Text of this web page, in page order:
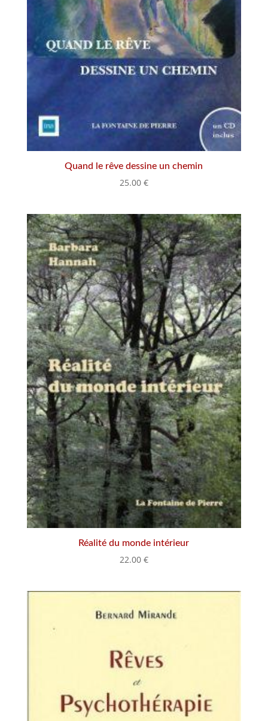
Quand le rêve dessine un chemin
25.00 €
Réalité du monde intérieur
22.00 €